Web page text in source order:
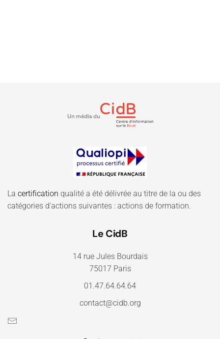
La certification qualité a été délivrée au titre de la ou des
catégories d'actions suivantes : actions de formation.
Le CidB
14 rue Jules Bourdais
75017 Paris
01.47.64.64.64
contact@cidb.org